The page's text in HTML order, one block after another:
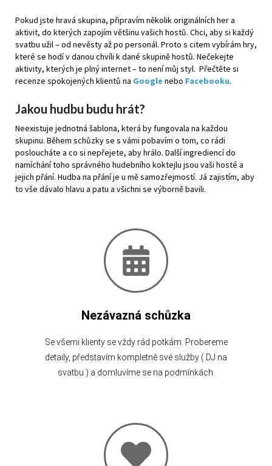
Pokud jste hravá skupina, připravím několik originálních her a
aktivit, do kterých zapojím většinu vašich hostů. Chci, aby si každý
svatbu užil – od nevěsty až po personál. Proto s citem vybírám hry,
které se hodí v danou chvíli k dané skupině hostů. Nečekejte
aktivity, kterých je plný internet – to není můj styl. Přečtěte si
recenze spokojených klientů na Google nebo Facebooku.
Jakou hudbu budu hrát?
Neexistuje jednotná šablona, která by fungovala na každou
skupinu. Během schůzky se s vámi pobavím o tom, co rádi
posloucháte a co si nepřejete, aby hrálo. Další ingrediencí do
namíchání toho správného hudebního koktejlu jsou vaši hosté a
jejich přání. Hudba na přání je u mě samozřejmostí. Já zajistím, aby
to vše dávalo hlavu a patu a všichni se výborně bavili.
Nezávazná schůzka
Se všemi klienty se vždy rád potkám. Probereme
detaily, představím kompletně své služby ( DJ na
svatbu ) a domluvíme se na podmínkách.